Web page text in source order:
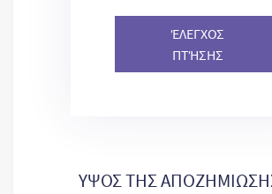
ΈΛΕΓΧΟΣ
ΠΤΉΣΗΣ
ΥΨΟΣ ΤΗΣ